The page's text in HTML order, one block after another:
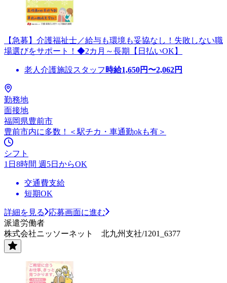
【急募】介護福祉士／給与も環境も妥協なし！失敗しない職
場選びをサポート！◆2カ月～長期【日払いOK】
老人介護施設スタッフ 時給1,650円〜2,062円
勤務地
面接地
福岡県豊前市
豊前市内に多数！＜駅チカ・車通勤okも有＞
シフト
1日8時間 週5日からOK
交通費支給
短期OK
詳細を見る
応募画面に進む
派遣労働者
株式会社ニッソーネット 北九州支社/1201_6377